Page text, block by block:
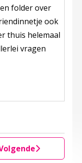
folder over
ook
thuis helemaal
vragen